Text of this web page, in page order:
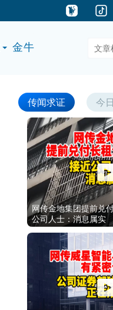
金牛
传闻求证 今
网传金地集团提前兑
公司人士：消息属实